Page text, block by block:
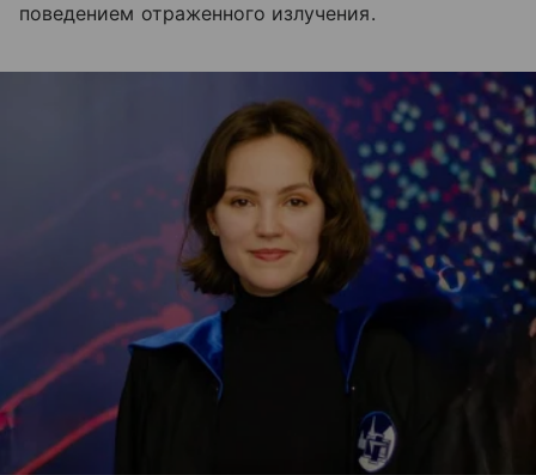
поведением отраженного излучения.